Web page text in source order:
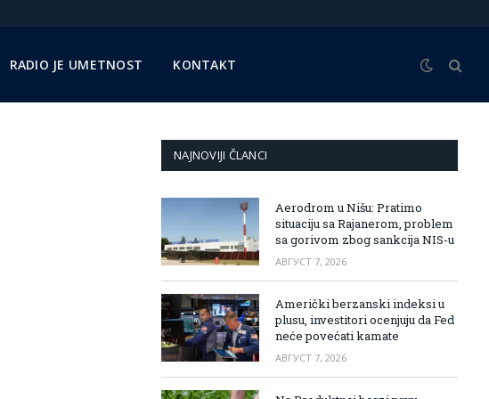
RADIO JE UMETNOST KONTAKT
NAJNOVIJI ČLANCI
Aerodrom u Nišu: Pratimo
situaciju sa Rajanerom, problem
sa gorivom zbog sankcija NIS-u
АВГУСТ 7, 2026
Američki berzanski indeksi u
plusu, investitori ocenjuju da Fed
neće povećati kamate
АВГУСТ 7, 2026